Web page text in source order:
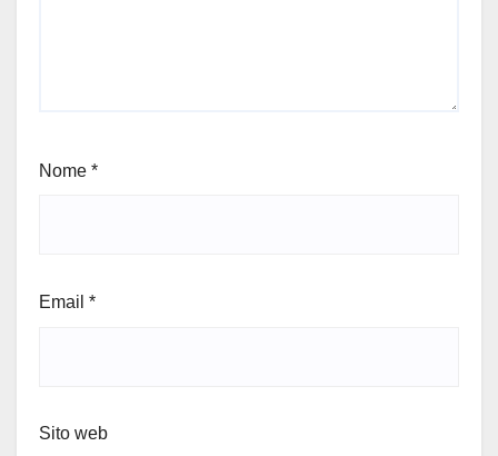
Nome *
Email *
Sito web